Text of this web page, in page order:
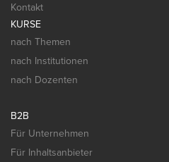
Kontakt
KURSE
nach Themen
nach Institutionen
nach Dozenten
B2B
Für Unternehmen
Für Inhaltsanbieter